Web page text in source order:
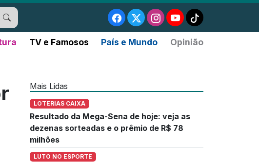
TV e Famosos País e Mundo Opinião
Mais Lidas
LOTERIAS CAIXA
Resultado da Mega-Sena de hoje: veja as
dezenas sorteadas e o prêmio de R$ 78
milhões
LUTO NO ESPORTE